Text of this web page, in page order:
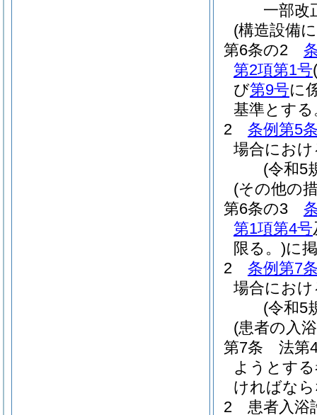
一部改
(構造設備
第6条の2
第2項第1号(
び第9号に
基準とする
2
条例第5
場合にお
(令和5
(その他の
第6条の3
第1項第4号
限る。)に
2
条例第7
場合にお
(令和5
(患者の入
第7条
法第
ようとす
ければな
2
患者入浴